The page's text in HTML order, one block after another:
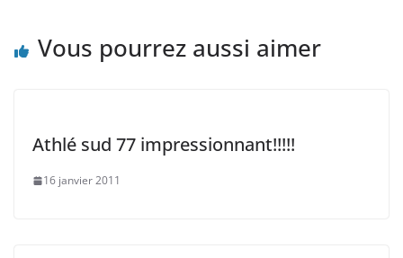
Vous pourrez aussi aimer
Athlé sud 77 impressionnant!!!!!
16 janvier 2011